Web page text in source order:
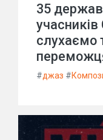
35
слухаємо
#джаз #